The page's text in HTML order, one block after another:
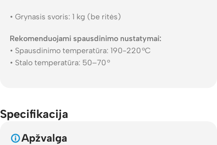
• Grynasis svoris: 1 kg (be ritės)
Rekomenduojami spausdinimo nustatymai:
• Spausdinimo temperatūra: 190-220 °C
• Stalo temperatūra: 50–70 °
Specifikacija
Apžvalga